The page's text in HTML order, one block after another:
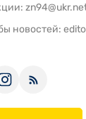
новостей: